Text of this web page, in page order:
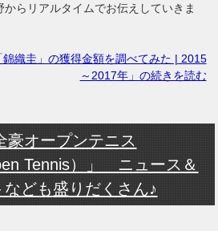
からリアルタイムでお伝えしていきま
錦織圭」の獲得金額を調べてみた | 2015
～2017年」の続きを読む
豪オープンテニス
Tennis）」 ニュース＆
ども盛りだくさん♪